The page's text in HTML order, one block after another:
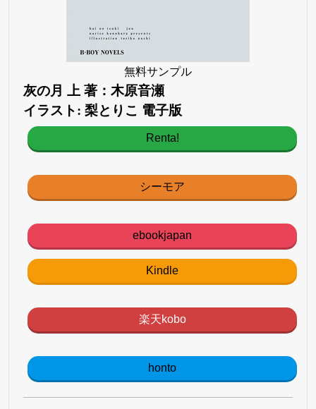
無料サンプル
灰の月 上 著：木原音瀬
イラスト: 梨とりこ 電子版
Renta!
シーモア
ebookjapan
Kindle
楽天kobo
honto